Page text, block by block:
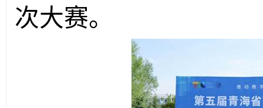
次大赛。